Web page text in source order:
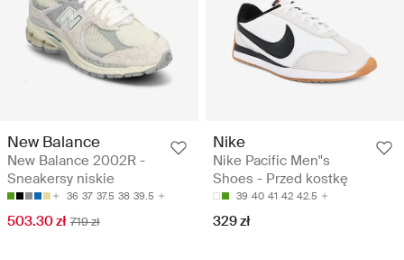
New Balance
New Balance 2002R -
Sneakersy niskie
36 37 37.5 38 39.5
503.30 zł 719 zł
Nike
Nike Pacific Men"s
Shoes - Przed kostkę
39 40 41 42 42.5
329 zł